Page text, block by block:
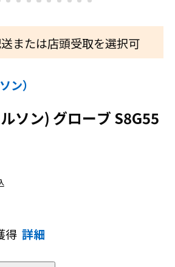
または店頭受取を選択可
ン）
ソン) グローブ S8G55
得 詳細